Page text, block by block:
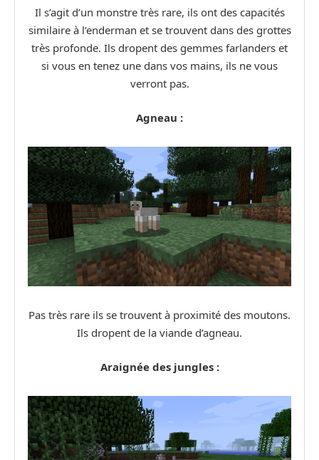
Il s’agit d’un monstre très rare, ils ont des capacités
similaire à l’enderman et se trouvent dans des grottes
très profonde. Ils dropent des gemmes farlanders et
si vous en tenez une dans vos mains, ils ne vous
verront pas.
Agneau :
Pas très rare ils se trouvent à proximité des moutons.
Ils dropent de la viande d’agneau.
Araignée des jungles :